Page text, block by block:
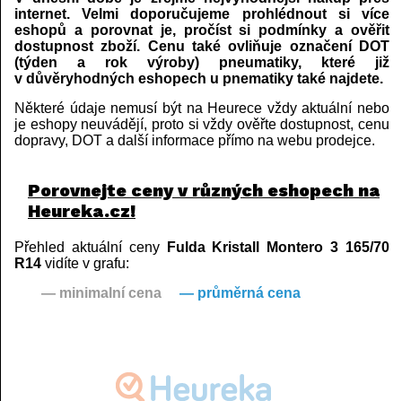
internet. Velmi doporučujeme prohlédnout si více
eshopů a porovnat je, pročíst si podmínky a ověřit
dostupnost zboží. Cenu také ovliňuje označení DOT
(týden a rok výroby) pneumatiky, které již
v důvěryhodných eshopech u pnematiky také najdete.
Některé údaje nemusí být na Heurece vždy aktuální nebo
je eshopy neuvádějí, proto si vždy ověřte dostupnost, cenu
dopravy, DOT a další informace přímo na webu prodejce.
Porovnejte ceny v různých eshopech na
Heureka.cz!
Přehled aktuální ceny
Fulda Kristall Montero 3 165/70
R14 vidíte v grafu:
— minimalní cena
— průměrná cena